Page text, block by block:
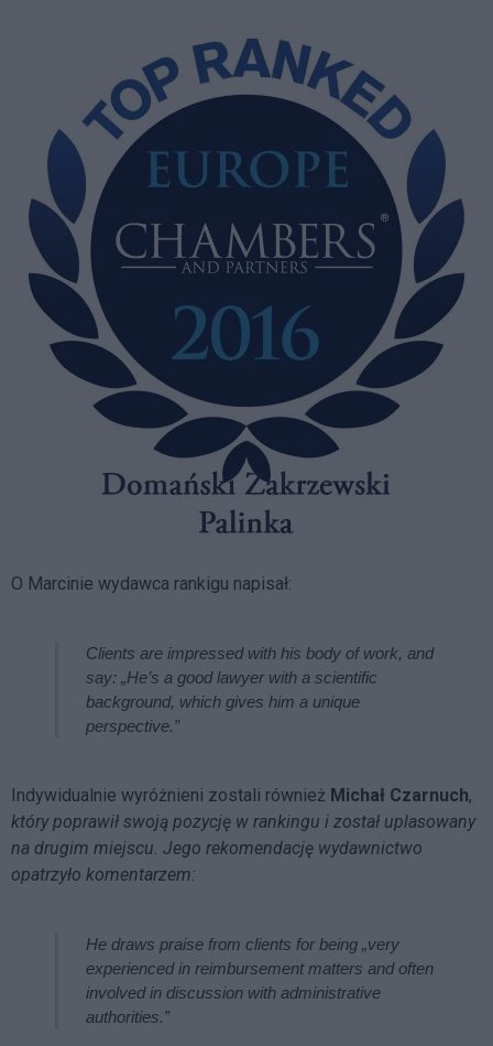
O Marcinie wydawca rankigu napisał:
Clients are impressed with his body of work, and
say: „He’s a good lawyer with a scientific
background, which gives him a unique
perspective.”
Indywidualnie wyróżnieni zostali również Michał Czarnuch,
który poprawił swoją pozycję w rankingu i został uplasowany
na drugim miejscu. Jego rekomendację wydawnictwo
opatrzyło komentarzem:
He draws praise from clients for being „very
experienced in reimbursement matters and often
involved in discussion with administrative
authorities.”